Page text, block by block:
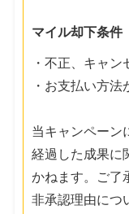
マイル却下条件
・不正、キャン
・お支払い方
当キャンペーン
経過した成果に
かねます。ご了
非承認理由につ